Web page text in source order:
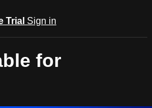
Trial Sign in
for